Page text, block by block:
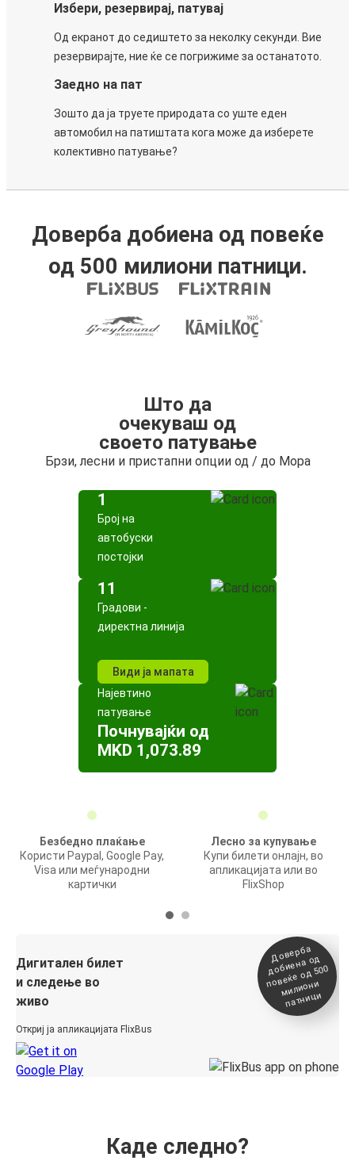
Избери, резервирај, патувај
Од екранот до седиштето за неколку секунди. Вие
резервирајте, ние ќе се погрижиме за останатото.
Заедно на пат
Зошто да ја труете природата со уште еден
автомобил на патиштата кога може да изберете
колективно патување?
Доверба добиена од повеќе
од 500 милиони патници.
Што да
очекуваш од
своето патување
Брзи, лесни и пристапни опции од / до Мора
1
Број на
автобуски
постојки
11
Градови -
директна линија
Види ја мапата
Најевтино
патување
Почнувајќи од
MKD 1,073.89
Безбедно плаќање
Користи Paypal, Google Pay,
Visa или меѓународни
картички
Лесно за купување
Купи билети онлајн, во
апликацијата или во
FlixShop
Дигитален билет
и следење во
живо
Откриј ја апликацијата FlixBus
Доверба
добиена о
д
повеќе о
д 500
милиони
патници
Каде следно?